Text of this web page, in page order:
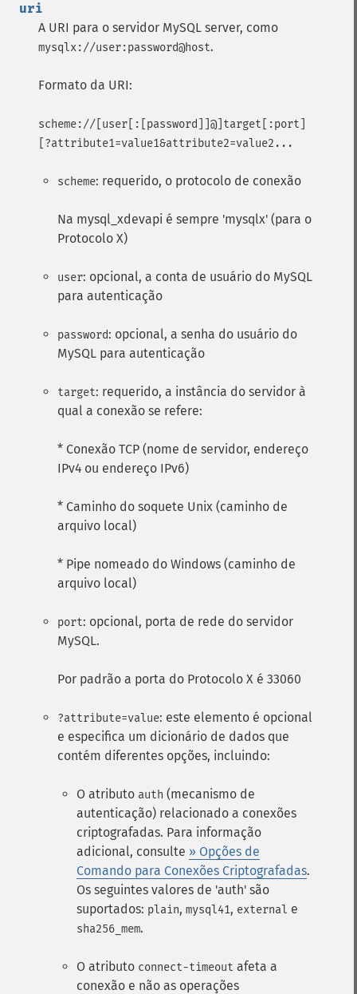
uri
A URI para o servidor MySQL server, como
mysqlx://user:password@host.
Formato da URI:
scheme://[user[:[password]]@]target[:port]
[?attribute1=value1&attribute2=value2...
scheme: requerido, o protocolo de conexão
Na mysql_xdevapi é sempre 'mysqlx' (para o
Protocolo X)
user: opcional, a conta de usuário do MySQL
para autenticação
password: opcional, a senha do usuário do
MySQL para autenticação
target: requerido, a instância do servidor à
qual a conexão se refere:
* Conexão TCP (nome de servidor, endereço
IPv4 ou endereço IPv6)
* Caminho do soquete Unix (caminho de
arquivo local)
* Pipe nomeado do Windows (caminho de
arquivo local)
port: opcional, porta de rede do servidor
MySQL.
Por padrão a porta do Protocolo X é 33060
?attribute=value: este elemento é opcional
e especifica um dicionário de dados que
contém diferentes opções, incluindo:
O atributo auth (mecanismo de
autenticação) relacionado a conexões
criptografadas. Para informação
adicional, consulte » Opções de
Comando para Conexões Criptografadas.
Os seguintes valores de 'auth' são
suportados: plain, mysql41, external e
sha256_mem.
O atributo connect-timeout afeta a
conexão e não as operações